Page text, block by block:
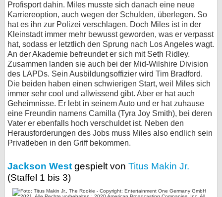
Profisport dahin. Miles musste sich danach eine neue
Karriereoption, auch wegen der Schulden, überlegen. So
hat es ihn zur Polizei verschlagen. Doch Miles ist in der
Kleinstadt immer mehr bewusst geworden, was er verpasst
hat, sodass er letztlich den Sprung nach Los Angeles wagt.
An der Akademie befreundet er sich mit Seth Ridley.
Zusammen landen sie auch bei der Mid-Wilshire Division
des LAPDs. Sein Ausbildungsoffizier wird Tim Bradford.
Die beiden haben einen schwierigen Start, weil Miles sich
immer sehr cool und allwissend gibt. Aber er hat auch
Geheimnisse. Er lebt in seinem Auto und er hat zuhause
eine Freundin namens Camilla (Tyra Joy Smith), bei deren
Vater er ebenfalls hoch verschuldet ist. Neben den
Herausforderungen des Jobs muss Miles also endlich sein
Privatleben in den Griff bekommen.
Jackson West gespielt von Titus Makin Jr.
(Staffel 1 bis 3)